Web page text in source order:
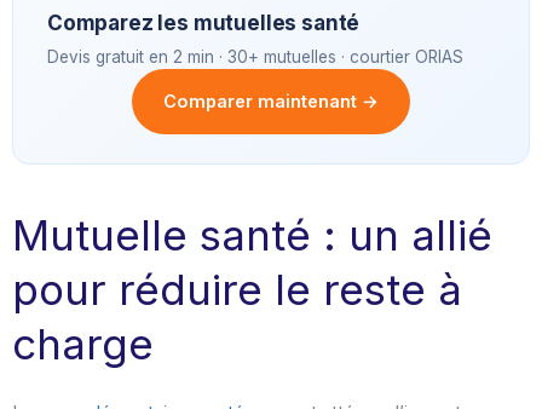
Comparez les mutuelles santé
Devis gratuit en 2 min · 30+ mutuelles · courtier ORIAS
Comparer maintenant →
Mutuelle santé : un allié
pour réduire le reste à
charge